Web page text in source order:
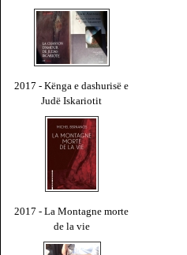
2017 - Kënga e dashurisë e
Judë Iskariotit
2017 - La Montagne morte
de la vie